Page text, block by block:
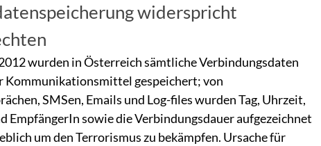
widerspricht
wurden in Österreich sämtliche Verbindungsdaten
Kommunikationsmittel gespeichert; von
SMSen, Emails und Log-files wurden Tag, Uhrzeit,
EmpfängerIn sowie die Verbindungsdauer aufgezeichnet
um den Terrorismus zu bekämpfen. Ursache für